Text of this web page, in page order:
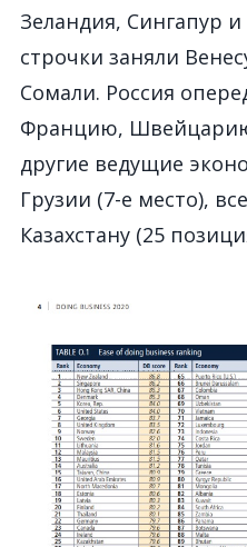
Зеландия, Сингапур
строчки заняли
Сомали. Россия
Францию,
другие ведущие
Грузии (7-е место),
Казахстану (25